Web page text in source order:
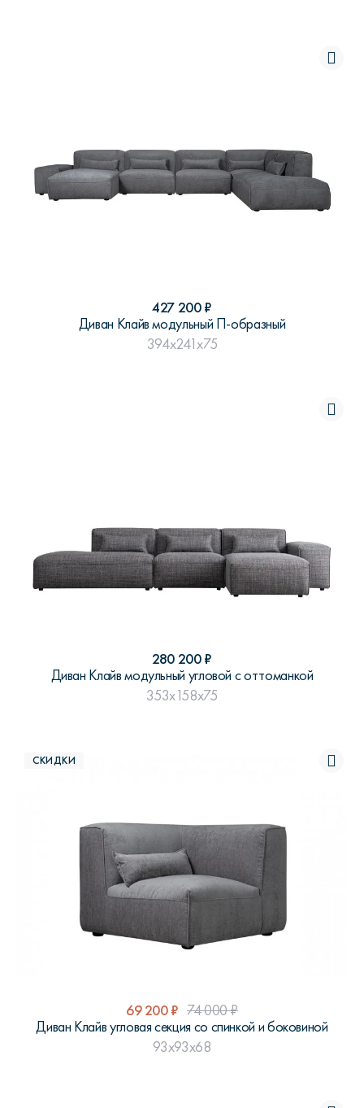
427 200₽
Диван Клайв модульный П-образный
394x241x75
280 200₽
Диван Клайв модульный угловой с оттоманкой
353x158x75
СКИДКИ
69 200₽ 74 000₽
Диван Клайв угловая секция со спинкой и боковиной
93x93x68